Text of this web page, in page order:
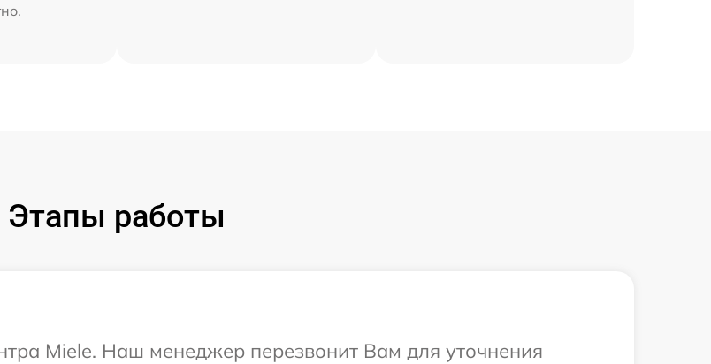
Этапы работы
Miele. Наш менеджер перезвонит Вам для уточнения